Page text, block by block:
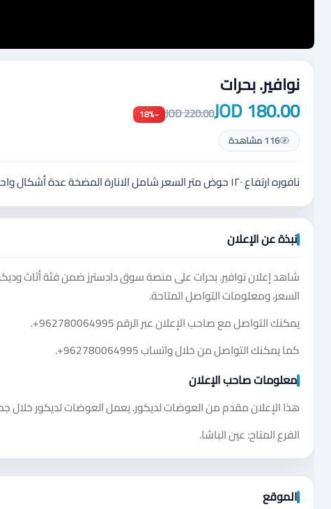
نوافير. بحرات
180.00 JOD
220.00 JOD
−18%
116 مشاهدة
نافوره ارتفاع ١٢٠ حوض متر السعر شامل الانارة المضخة عدة أشكال واحجام مصنوعه من الحجر الطبيعي والرخام مناسبه داخل المنزل والحدائق
نبذة عن الإعلان
شاهد إعلان نوافير. بحرات على منصة سوق دادسترز ضمن فئة أثاث
السعر، ومعلومات التواصل المتاحة.
يمكنك التواصل مع صاحب الإعلان عبر الرقم+962780064995
.
كما يمكنك التواصل من خلال واتساب+962780064995
.
معلومات صاحب الإعلان
هذا الإعلان مقدم من العوضات لديكور. يعمل العوضات لديكور خلال جميع أيام الأسبوع من
الفرع المتاح: عين الباشا.
الموقع